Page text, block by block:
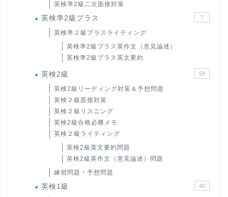
英検準2級二次面接対策
英検準2級プラス 7
英検準２級プラスライティング
英検準2級プラス英作文（意見論述）
英検準2級プラス英文要約
英検2級 58
英検2級リーディング対策＆予想問題
英検２級面接対策
英検２級リスニング
英検2級合格必勝メモ
英検２級ライティング
英検2級英文要約問題
英検2級英作文（意見論述）問題
練習問題・予想問題
英検1級 40